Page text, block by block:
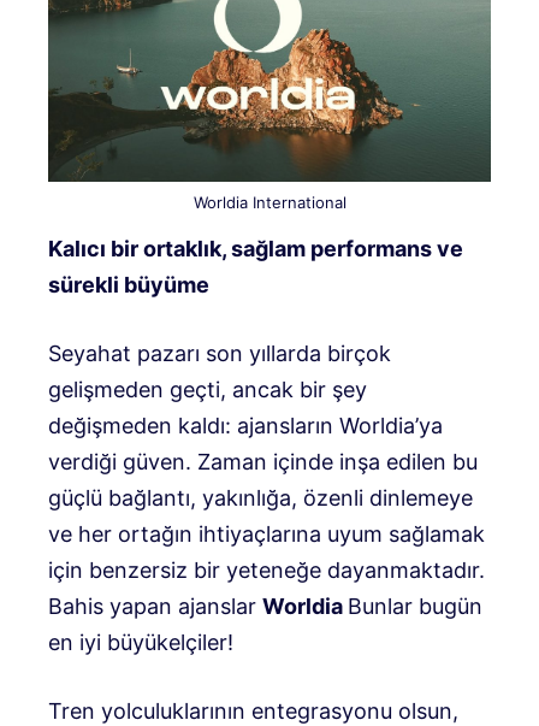
Worldia International
Kalıcı bir ortaklık, sağlam performans ve
sürekli büyüme
Seyahat pazarı son yıllarda birçok
gelişmeden geçti, ancak bir şey
değişmeden kaldı: ajansların Worldia’ya
verdiği güven. Zaman içinde inşa edilen bu
güçlü bağlantı, yakınlığa, özenli dinlemeye
ve her ortağın ihtiyaçlarına uyum sağlamak
için benzersiz bir yeteneğe dayanmaktadır.
Bahis yapan ajanslar Worldia Bunlar bugün
en iyi büyükelçiler!
Tren yolculuklarının entegrasyonu olsun,